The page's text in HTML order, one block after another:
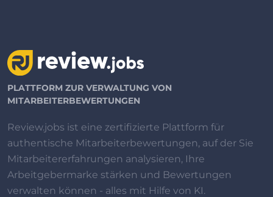
PLATTFORM ZUR VERWALTUNG VON
MITARBEITERBEWERTUNGEN
Review.jobs ist eine zertifizierte Plattform für
authentische Mitarbeiterbewertungen, auf der Sie
Mitarbeitererfahrungen analysieren, Ihre
Arbeitgebermarke stärken und Bewertungen
verwalten können - alles mit Hilfe von KI.